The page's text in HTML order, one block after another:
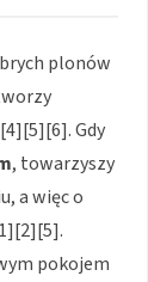
plonów
Gdy
, towarzyszy
a więc o
pokojem